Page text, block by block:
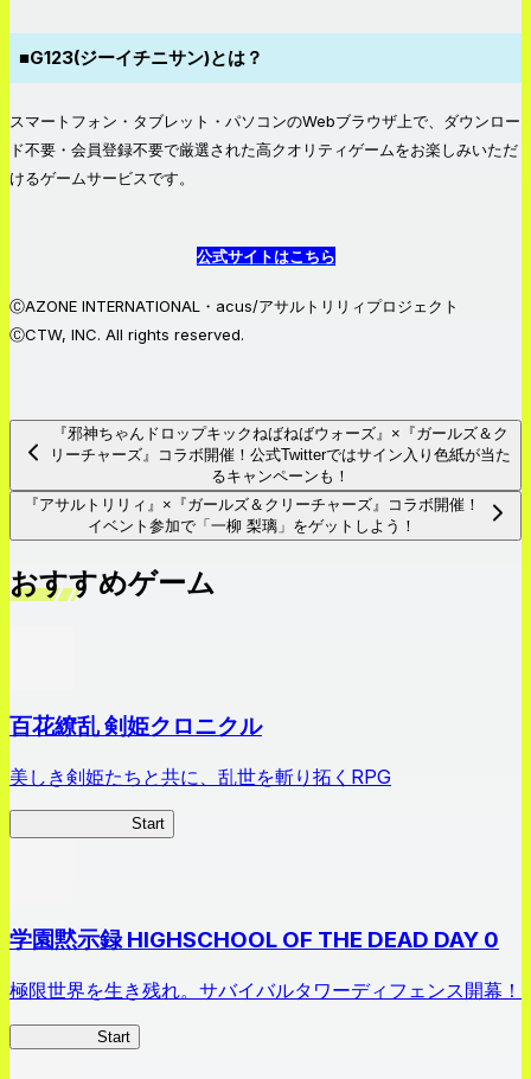
■G123(ジーイチニサン)とは？
スマートフォン・タブレット・パソコンのWebブラウザ上で、ダウンロー
ド不要・会員登録不要で厳選された高クオリティゲームをお楽しみいただ
けるゲームサービスです。
公式サイトはこちら
ⒸAZONE INTERNATIONAL・acus/アサルトリリィプロジェクト
ⒸCTW, INC. All rights reserved.
『邪神ちゃんドロップキックねばねばウォーズ』×『ガールズ＆ク
リーチャーズ』コラボ開催！公式Twitterではサイン入り色紙が当た
るキャンペーンも！
『アサルトリリィ』×『ガールズ＆クリーチャーズ』コラボ開催！
イベント参加で「一柳 梨璃」をゲットしよう！
おすすめゲーム
百花繚乱 剣姫クロニクル
美しき剣姫たちと共に、乱世を斬り拓くRPG
Start
学園黙示録 HIGHSCHOOL OF THE DEAD DAY 0
極限世界を生き残れ。サバイバルタワーディフェンス開幕！
Start